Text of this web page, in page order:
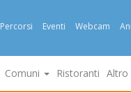
Percorsi Eventi Webcam
Comuni Ristoranti Altro